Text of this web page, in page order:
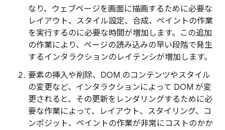
なり、ウェブページを画面に描画するために必要な
レイアウト、スタイル設定、合成、ペイントの作業
を実行するのに必要な時間が増加します。この追加
の作業により、ページの読み込みの早い段階で発生
するインタラクションのレイテンシが増加します。
要素の挿入や削除、DOM のコンテンツやスタイル
の変更など、インタラクションによって DOM が変
更されると、その更新をレンダリングするために必
要な作業によって、レイアウト、スタイリング、コ
ンポジット、ペイントの作業が非常にコストのかか